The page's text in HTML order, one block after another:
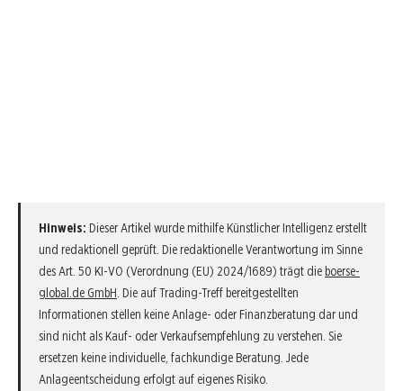
Hinweis: Dieser Artikel wurde mithilfe Künstlicher Intelligenz erstellt
und redaktionell geprüft. Die redaktionelle Verantwortung im Sinne
des Art. 50 KI-VO (Verordnung (EU) 2024/1689) trägt die boerse-
global.de GmbH . Die auf Trading-Treff bereitgestellten
Informationen stellen keine Anlage- oder Finanzberatung dar und
sind nicht als Kauf- oder Verkaufsempfehlung zu verstehen. Sie
ersetzen keine individuelle, fachkundige Beratung. Jede
Anlageentscheidung erfolgt auf eigenes Risiko.